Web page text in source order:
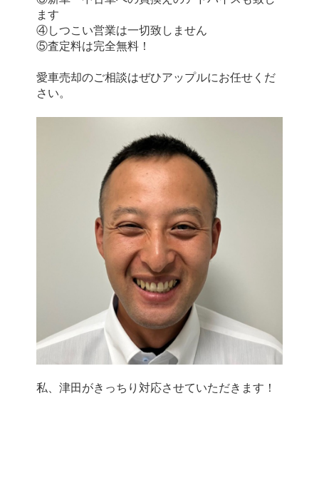
ます
④しつこい営業は一切致しません
⑤査定料は完全無料！
愛車売却のご相談はぜひアップルにお任せくだ
さい。
私、津田がきっちり対応させていただきます！